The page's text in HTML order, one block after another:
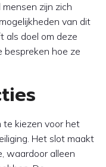
zijn zich
van dit
als doel om deze
hoe ze
te kiezen voor het
Het slot maakt
waardoor alleen